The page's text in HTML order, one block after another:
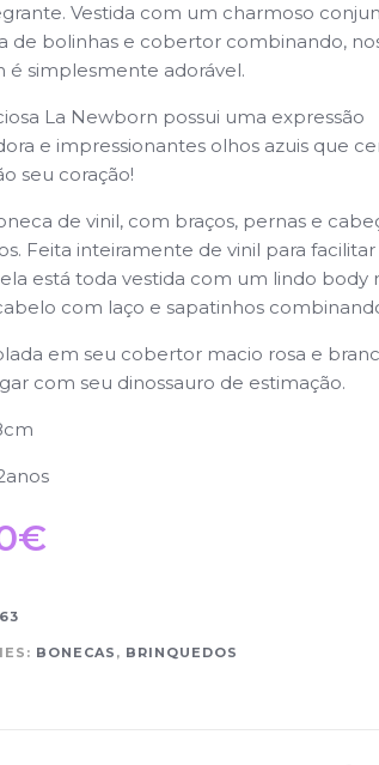
Vestida com um charmoso
de bolinhas e cobertor combinando,
é simplesmente adorável.
La Newborn possui uma expressão
e impressionantes olhos azuis que
seu coração!
de vinil, com braços, pernas e
Feita inteiramente de vinil para facilitar
está toda vestida com um lindo body
com laço e sapatinhos
em seu cobertor macio rosa e
com seu dinossauro de estimação.
€
BONECAS , BRINQUEDOS